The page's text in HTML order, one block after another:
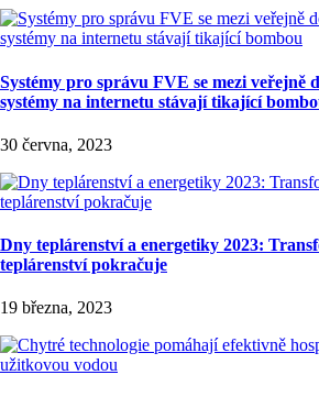
Systémy pro správu FVE se mezi veřejně
systémy na internetu stávají tikající
30 června, 2023
Dny teplárenství a energetiky 2023:
teplárenství pokračuje
19 března, 2023